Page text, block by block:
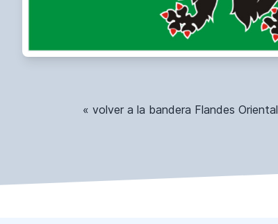
« volver a la bandera Flandes Oriental